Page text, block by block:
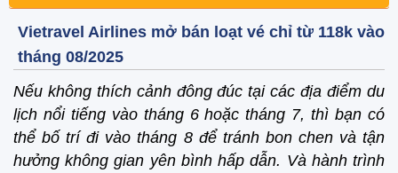
Vietravel Airlines mở bán loạt vé chỉ từ 118k vào
tháng 08/2025
Nếu không thích cảnh đông đúc tại các địa điểm du
lịch nổi tiếng vào tháng 6 hoặc tháng 7, thì bạn có
thể bố trí đi vào tháng 8 để tránh bon chen và tận
hưởng không gian yên bình hấp dẫn. Và hành trình